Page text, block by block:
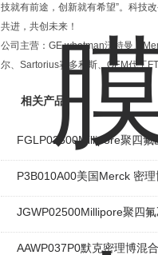
技就有前途，创新就有希望”。科技
共进，共创未来！
公司主营：GE whatman沃特曼、
尔、Sartorius赛多利斯、OEM代工
相关产品
FGLP02500Millipore聚四
P3B010A00美国Merck 密
JGWP02500Millipore聚四
AAWP037P0默克密理博混